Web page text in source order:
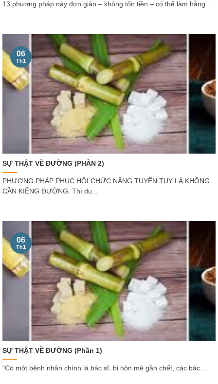
13 phương pháp này đơn giản – không tốn tiền – có thể làm hằng...
SỰ THẬT VỀ ĐƯỜNG (PHẦN 2)
PHƯƠNG PHÁP PHỤC HỒI CHỨC NĂNG TUYẾN TỤY LÀ KHÔNG
CẦN KIÊNG ĐƯỜNG. Thí dụ...
06
Th1
SỰ THẬT VỀ ĐƯỜNG (Phần 1)
“Có một bệnh nhân chính là bác sĩ, bị hôn mê gần chết, các bác...
06
Th1